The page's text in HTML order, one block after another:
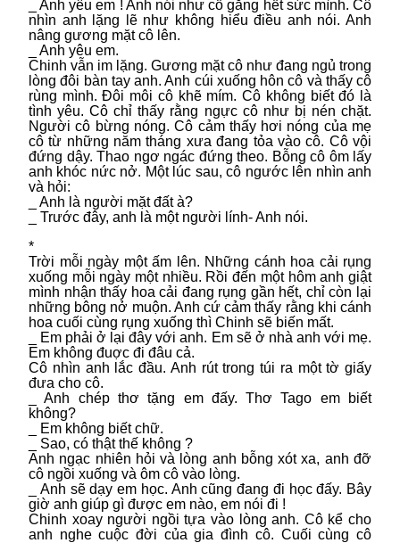
_ Anh yêu em ! Anh nói như cố gắng hết sức mình. Cô
nhìn anh lặng lẽ như không hiểu điều anh nói. Anh
nâng gương mặt cô lên.
_ Anh yêu em.
Chinh vẫn im lặng. Gương mặt cô như đang ngủ trong
lòng đôi bàn tay anh. Anh cúi xuống hôn cô và thấy cô
rùng mình. Đôi môi cô khẽ mím. Cô không biết đó là
tình yêu. Cô chỉ thấy rằng ngực cô như bị nén chặt.
Người cô bừng nóng. Cô cảm thấy hơi nóng của mẹ
cô từ những năm tháng xưa đang tỏa vào cô. Cô vội
đứng dậy. Thao ngơ ngác đứng theo. Bỗng cô ôm lấy
anh khóc nức nở. Một lúc sau, cô ngước lên nhìn anh
và hỏi:
_ Anh là người mặt đất à?
_ Trước đây, anh là một người lính- Anh nói.
*
Trời mỗi ngày một ấm lên. Những cánh hoa cải rụng
xuống mỗi ngày một nhiều. Rồi đến một hôm anh giật
mình nhận thấy hoa cải đang rụng gần hết, chỉ còn lại
những bông nở muộn. Anh cứ cảm thấy rằng khi cánh
hoa cuối cùng rụng xuống thì Chinh sẽ biến mất.
_ Em phải ở lại đây với anh. Em sẽ ở nhà anh với mẹ.
Em không đuợc đi đâu cả.
Cô nhìn anh lắc đầu. Anh rút trong túi ra một tờ giấy
đưa cho cô.
_ Anh chép thơ tặng em đấy. Thơ Tago em biết
không?
_ Em không biết chữ.
_ Sao, có thật thế không ?
Anh ngạc nhiên hỏi và lòng anh bỗng xót xa, anh đỡ
cô ngồi xuống và ôm cô vào lòng.
_ Anh sẽ dạy em học. Anh cũng đang đi học đấy. Bây
giờ anh giúp gì được em nào, em nói đi !
Chinh xoay người ngồi tựa vào lòng anh. Cô kể cho
anh nghe cuộc đời của gia đình cô. Cuối cùng cô